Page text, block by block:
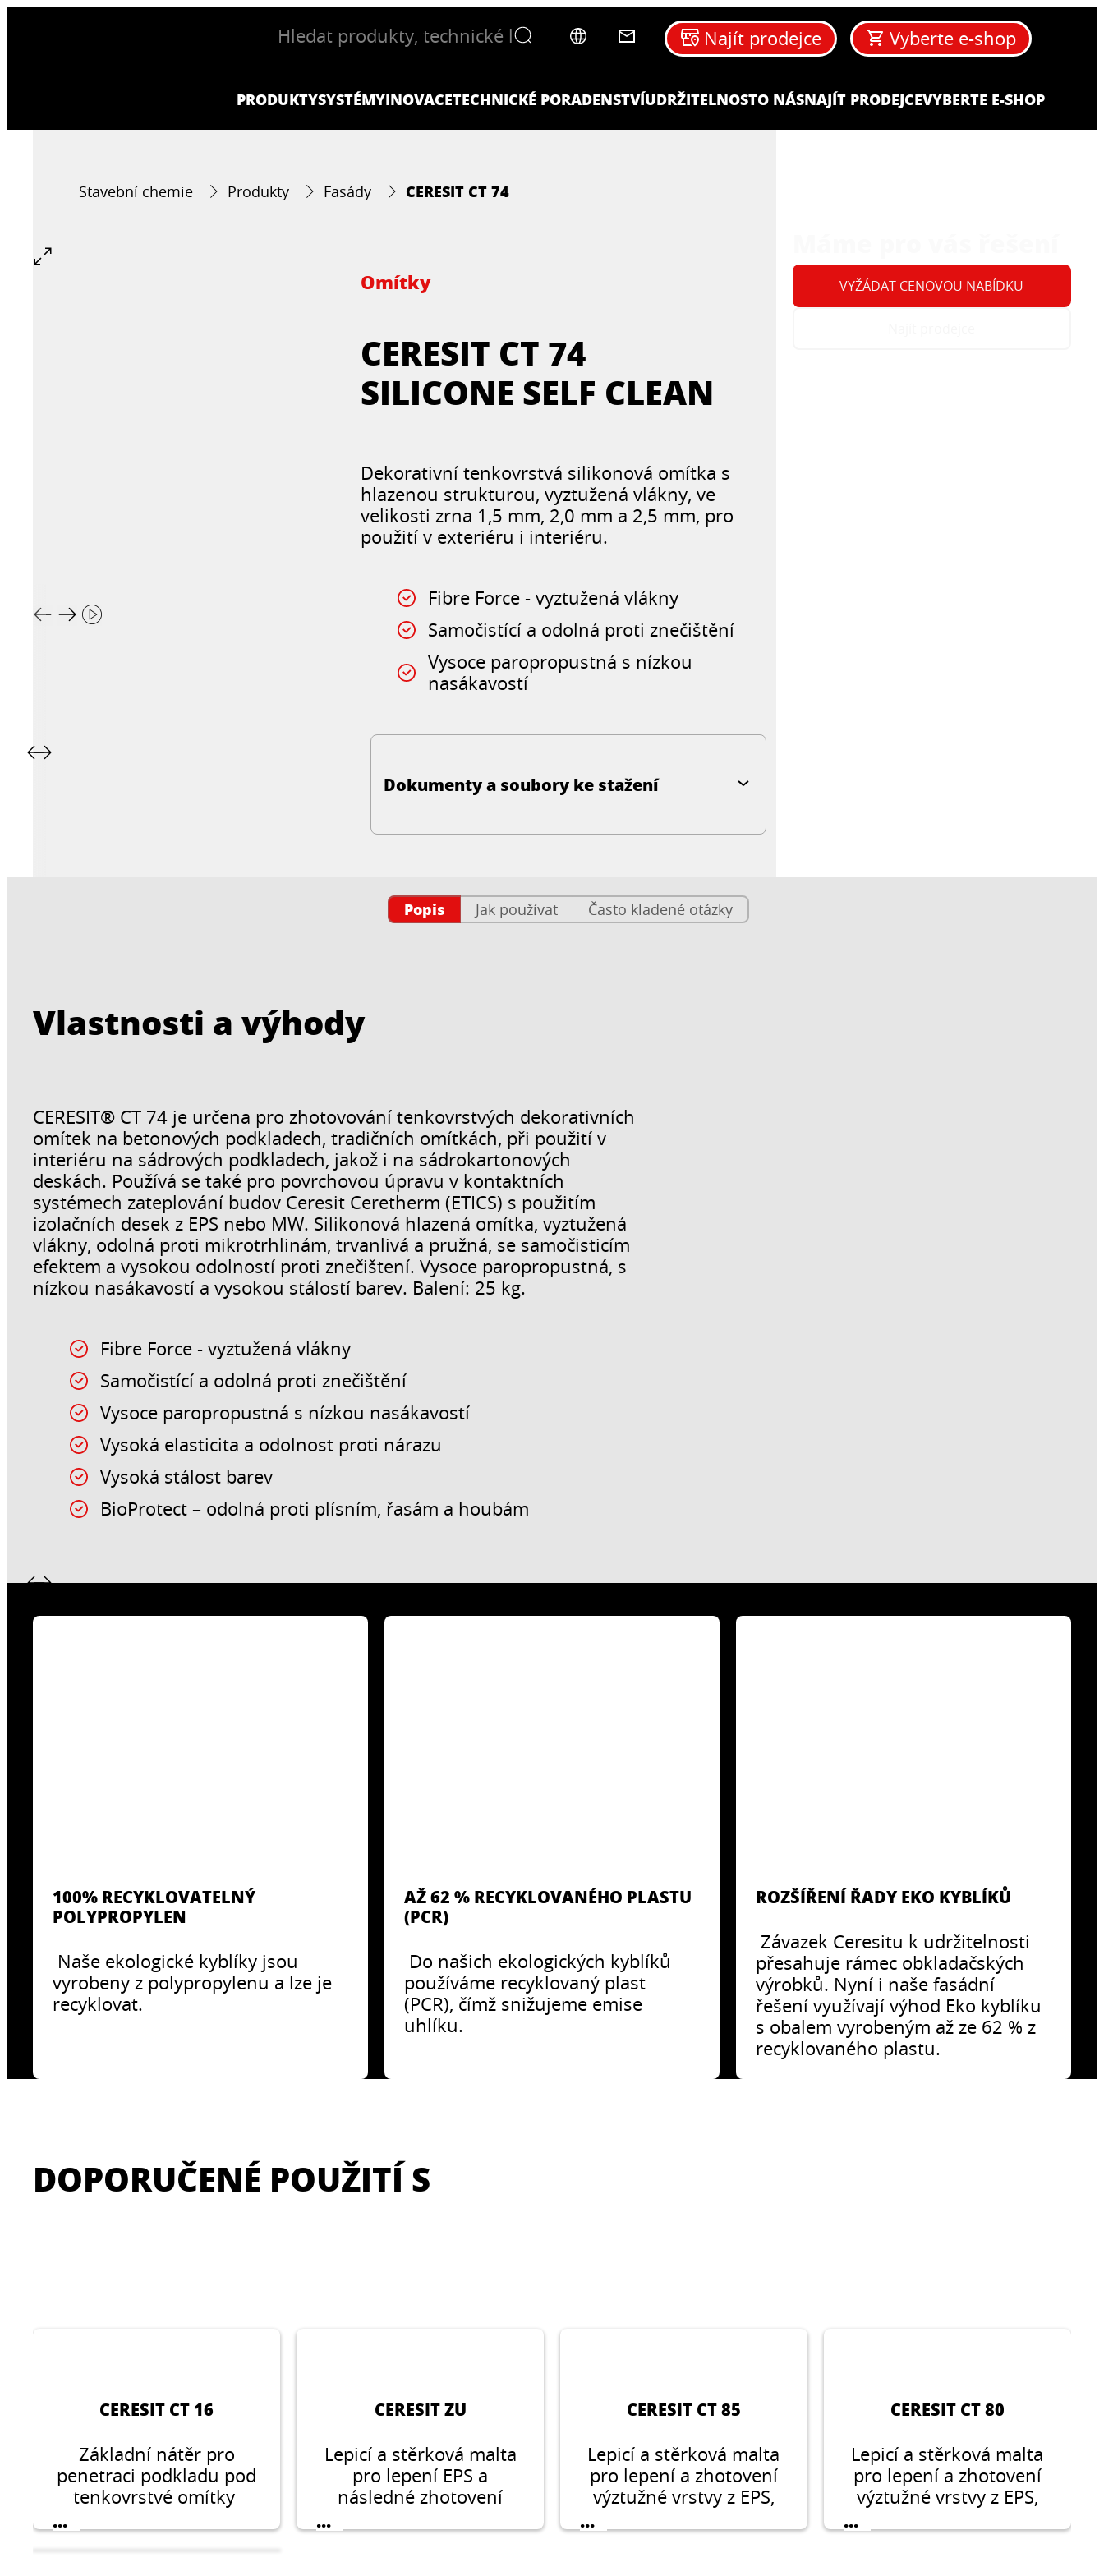
PRODUKTYSYSTÉMYINOVACETECHNICKÉ PORADENSTVÍUDRŽITELNOSTO NÁSNAJÍT PRODEJCEVYBERTE E-SHOP
Najít prodejce Vyberte e-shop
Stavební chemie Produkty Fasády CERESIT CT 74
Omítky
CERESIT CT 74
SILICONE SELF CLEAN
Dekorativní tenkovrstvá silikonová omítka s
hlazenou strukturou, vyztužená vlákny, ve
velikosti zrna 1,5 mm, 2,0 mm a 2,5 mm, pro
použití v exteriéru i interiéru.
Fibre Force - vyztužená vlákny
Samočistící a odolná proti znečištění
Vysoce paropropustná s nízkou
nasákavostí
Dokumenty a soubory ke stažení
VYŽÁDAT CENOVOU NABÍDKU
Popis Jak používat Často kladené otázky
Vlastnosti a výhody
CERESIT® CT 74 je určena pro zhotovování tenkovrstvých dekorativních
omítek na betonových podkladech, tradičních omítkách, při použití v
interiéru na sádrových podkladech, jakož i na sádrokartonových
deskách. Používá se také pro povrchovou úpravu v kontaktních
systémech zateplování budov Ceresit Ceretherm (ETICS) s použitím
izolačních desek z EPS nebo MW. Silikonová hlazená omítka, vyztužená
vlákny, odolná proti mikrotrhlinám, trvanlivá a pružná, se samočisticím
efektem a vysokou odolností proti znečištení. Vysoce paropropustná, s
nízkou nasákavostí a vysokou stálostí barev. Balení: 25 kg.
Fibre Force - vyztužená vlákny
Samočistící a odolná proti znečištění
Vysoce paropropustná s nízkou nasákavostí
Vysoká elasticita a odolnost proti nárazu
Vysoká stálost barev
BioProtect – odolná proti plísním, řasám a houbám
100% RECYKLOVATELNÝ
POLYPROPYLEN
Naše ekologické kyblíky jsou
vyrobeny z polypropylenu a lze je
recyklovat.
AŽ 62 % RECYKLOVANÉHO PLASTU
(PCR)
Do našich ekologických kyblíků
používáme recyklovaný plast
(PCR), čímž snižujeme emise
uhlíku.
ROZŠÍŘENÍ ŘADY EKO KYBLÍKŮ
Závazek Ceresitu k udržitelnosti
přesahuje rámec obkladačských
výrobků. Nyní i naše fasádní
řešení využívají výhod Eko kyblíku
s obalem vyrobeným až ze 62 % z
recyklovaného plastu.
DOPORUČENÉ POUŽITÍ S
CERESIT CT 16
Základní nátěr pro
penetraci podkladu pod
tenkovrstvé omítky
...
CERESIT ZU
Lepicí a stěrková malta
pro lepení EPS a
následné zhotovení
vyztužené síťovinou se
...
CERESIT CT 85
Lepicí a stěrková malta
pro lepení a zhotovení
výztužné vrstvy z EPS,
systémech zateplení
...
CERESIT CT 80
Lepicí a stěrková malta
pro lepení a zhotovení
výztužné vrstvy z EPS,
XPS a MV v kontaktních
systémech zateplení
...